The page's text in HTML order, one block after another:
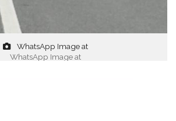
WhatsApp Image at
WhatsApp Image at